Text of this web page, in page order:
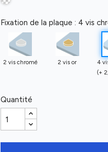
Fixation de la plaque : 4 vis
2 vis chromé 2 vis or
4
(+
Quantité